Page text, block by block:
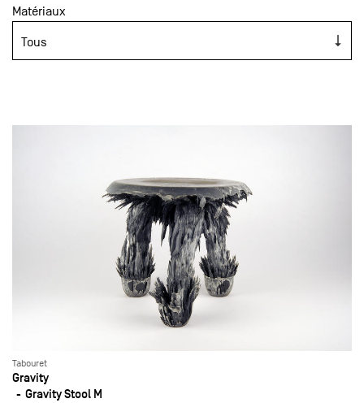
Matériaux
Tabouret
Gravity
Gravity Stool M